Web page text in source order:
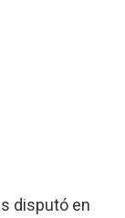
disputó en